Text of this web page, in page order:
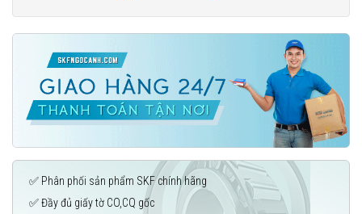
✅ Phân phối sản phẩm SKF chính hãng
✅ Đầy đủ giấy tờ CO,CQ gốc